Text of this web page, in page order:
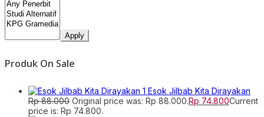
Apply
Produk On Sale
Esok Jilbab Kita Dirayakan
Rp88.000 Original price was: Rp 88.000.Rp 74.800Current
price is: Rp 74.800.